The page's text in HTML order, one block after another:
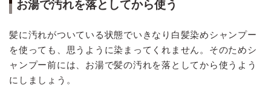
お湯で汚れを落としてから使う
髪に汚れがついている状態でいきなり白髪染めシャンプー
を使っても、思うように染まってくれません。そのためシ
ャンプー前には、お湯で髪の汚れを落としてから使うよう
にしましょう。